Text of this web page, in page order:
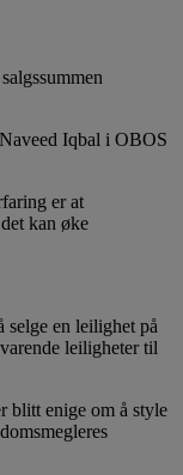
Iqbal i OBOS
er at
kan øke
selge en leilighet på
leiligheter til
blitt enige om å style